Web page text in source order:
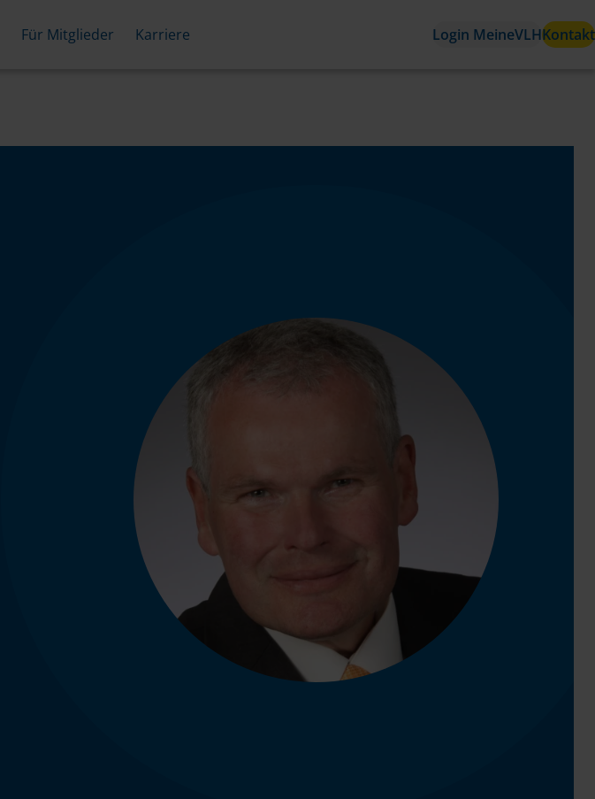
Für Mitglieder Karriere Login MeineVLHKontakt